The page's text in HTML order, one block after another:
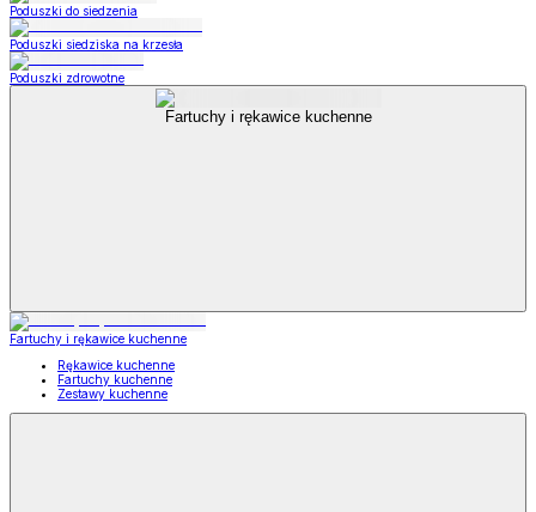
Poduszki do siedzenia
Poduszki siedziska na krzesła
Poduszki zdrowotne
Fartuchy i rękawice kuchenne
Fartuchy i rękawice kuchenne
Rękawice kuchenne
Fartuchy kuchenne
Zestawy kuchenne